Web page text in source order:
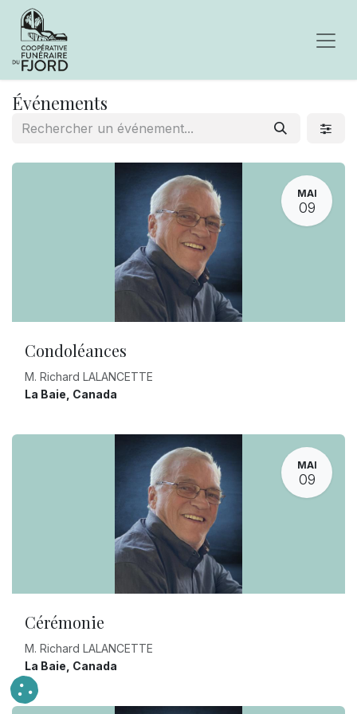
Événements
MAI
09
Condoléances
M. Richard LALANCETTE
La Baie Canada
MAI
09
Cérémonie
M. Richard LALANCETTE
La Baie Canada